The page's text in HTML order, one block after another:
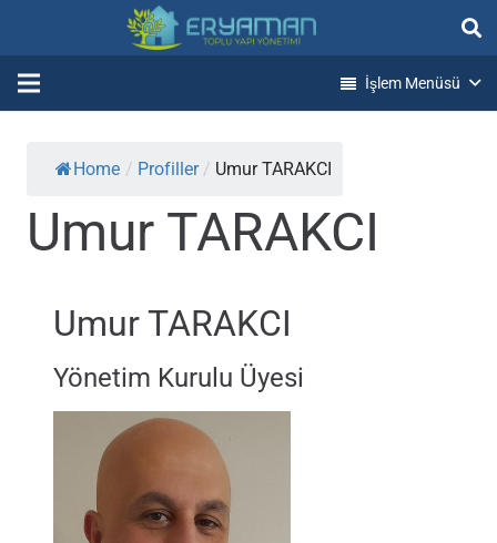
İşlem Menüsü
Home / Profiller / Umur TARAKCI
Umur TARAKCI
Umur TARAKCI
Yönetim Kurulu Üyesi